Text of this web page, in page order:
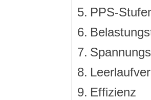
PPS-
Effizienz